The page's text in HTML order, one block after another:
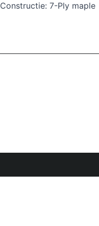
Constructie: 7-Ply maple